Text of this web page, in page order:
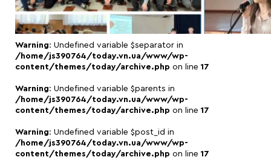
Warning: Undefined variable $separator in
/home/js390764/today.vn.ua/www/wp-
content/themes/today/archive.php on line 17
Warning: Undefined variable $parents in
/home/js390764/today.vn.ua/www/wp-
content/themes/today/archive.php on line 17
Warning: Undefined variable $post_id in
/home/js390764/today.vn.ua/www/wp-
content/themes/today/archive.php on line 17